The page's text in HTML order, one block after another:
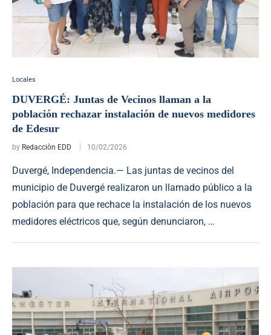
Locales
DUVERGÉ: Juntas de Vecinos llaman a la
población rechazar instalación de nuevos medidores
de Edesur
by Redacciòn EDD 10/02/2026
Duvergé, Independencia.— Las juntas de vecinos del
municipio de Duvergé realizaron un llamado público a la
población para que rechace la instalación de los nuevos
medidores eléctricos que, según denunciaron, …